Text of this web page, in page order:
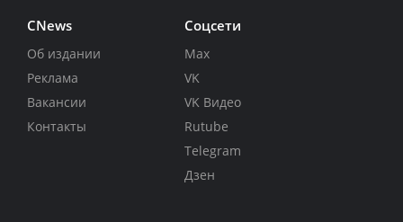
CNews
Об издании
Реклама
Вакансии
Контакты
Соцсети
Max
VK
VK Видео
Rutube
Telegram
Дзен